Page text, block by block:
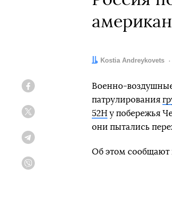
Автор:
Kostia Andreykovets
Военно-
патрулирования
52H у побережья
они пытались
Об этом сообщают